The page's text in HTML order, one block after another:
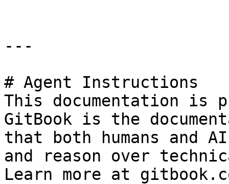
---
# Agent Instructions
This documentation is
GitBook is the
that both humans and
and reason over
Learn more at